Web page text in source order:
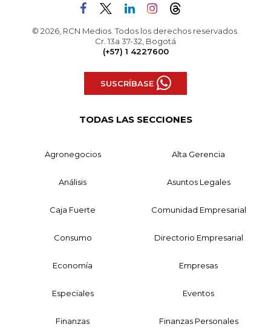
© 2026, RCN Medios. Todos los derechos reservados.
Cr. 13a 37-32, Bogotá
(+57) 1 4227600
SUSCRÍBASE
TODAS LAS SECCIONES
Agronegocios Alta Gerencia
Análisis Asuntos Legales
Caja Fuerte Comunidad Empresarial
Consumo Directorio Empresarial
Economía Empresas
Especiales Eventos
Finanzas Finanzas Personales